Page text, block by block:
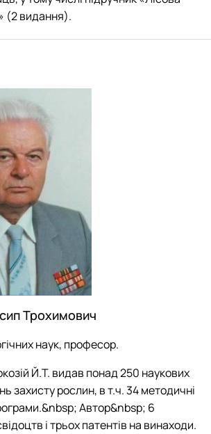
(2 видання).
Трохимович
наук, професор.
Й.Т. видав понад 250 наукових
захисту рослин, в т.ч. 34 методичні
Автор&nbsp; 6
і трьох патентів на винаходи.